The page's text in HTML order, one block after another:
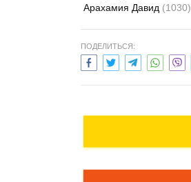
Арахамия Давид (1030)
ПОДЕЛИТЬСЯ: